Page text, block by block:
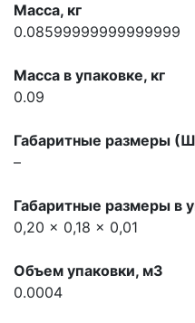
Масса, кг
0.08599999999999999
Масса в упаковке, кг
0.09
Габаритные размеры
–
Габаритные размеры в
0,20 x 0,18 x 0,01
Объем упаковки, м3
0.0004